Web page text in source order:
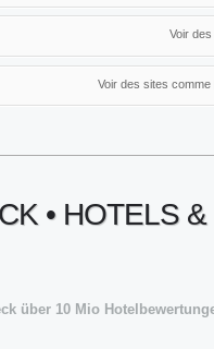
Voir
Voir des sites comme
• HOTELS
über 10 Mio